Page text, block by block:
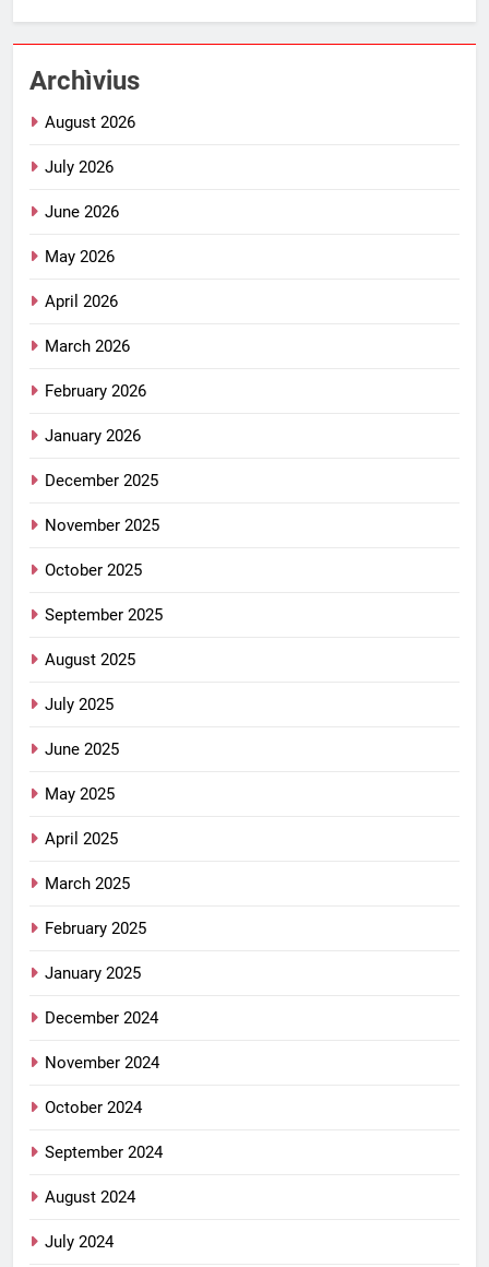
Archìvius
August 2026
July 2026
June 2026
May 2026
April 2026
March 2026
February 2026
January 2026
December 2025
November 2025
October 2025
September 2025
August 2025
July 2025
June 2025
May 2025
April 2025
March 2025
February 2025
January 2025
December 2024
November 2024
October 2024
September 2024
August 2024
July 2024